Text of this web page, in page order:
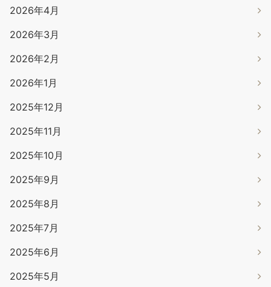
2026年4月
2026年3月
2026年2月
2026年1月
2025年12月
2025年11月
2025年10月
2025年9月
2025年8月
2025年7月
2025年6月
2025年5月